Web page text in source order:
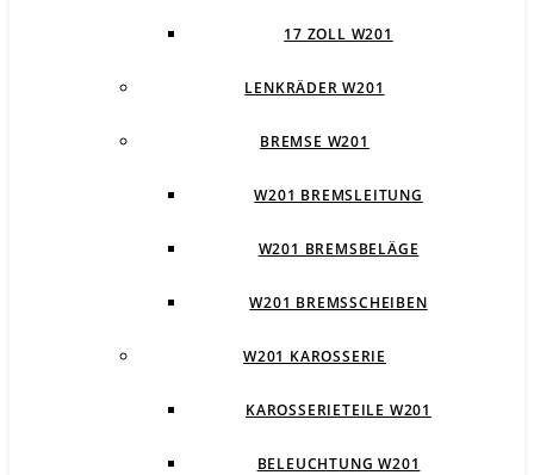
17 ZOLL W201
LENKRÄDER W201
BREMSE W201
W201 BREMSLEITUNG
W201 BREMSBELÄGE
W201 BREMSSCHEIBEN
W201 KAROSSERIE
KAROSSERIETEILE W201
BELEUCHTUNG W201